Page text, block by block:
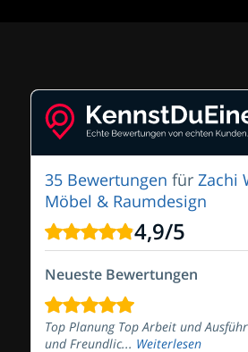
35 Bewertungen für Zachi
Möbel & Raumdesign
4,9/5
Neueste Bewertungen
Top Planung Top Arbeit und
und Freundlic... Weiterlesen